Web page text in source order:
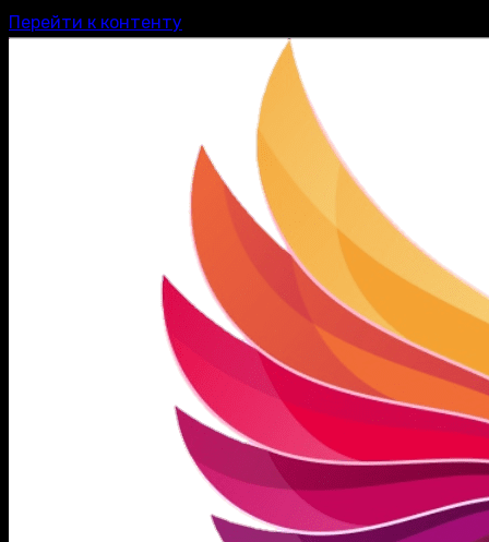
Перейти к контенту